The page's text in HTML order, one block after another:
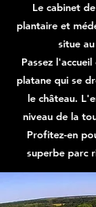
Le cabinet
plantaire et
situe
Passez
platane qui se
le château.
niveau de la
Profitez-en
superbe parc